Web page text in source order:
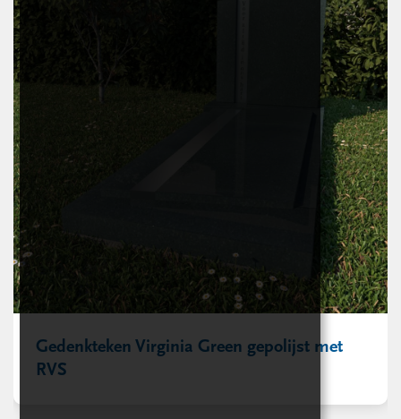
Gedenkteken Virginia Green gepolijst met
RVS